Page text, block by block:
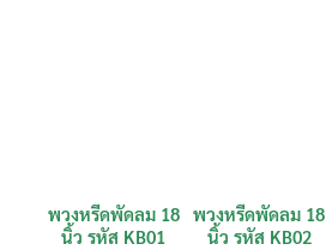
พวงหรีดพัดลม 18
นิ้ว รหัส KB01
พวงหรีดพัดลม 18
นิ้ว รหัส KB02